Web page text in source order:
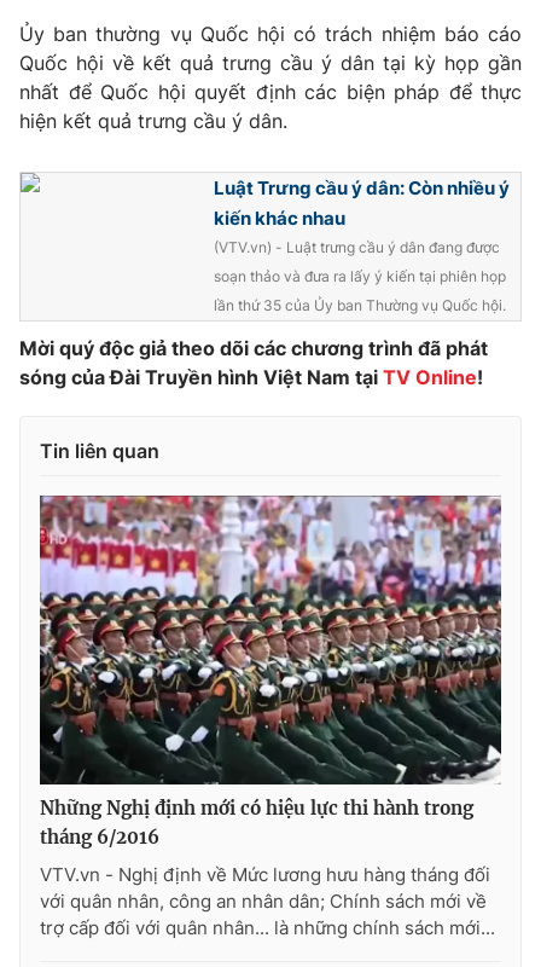
Khán giả
Giải sao mai
Sao
Du lịch
Làm đẹp
Chất lượng cuộc sống
Giáo dục
Tuyển sinh
Công nghệ
Hitech Công nghệ tương lai
Tư vấn
Giao lưu trực tuyến
Chuyên mục khác
Emagazine Podcast
Photo
Video Shorts video
VTV Money VTV Thể thao
VTV Sức khoẻ Bất động sản
Thị trường 24h Tấm lòng Việt
VTV4 Vươn mình bằng AI
VTV9 VTV8
Ủy ban thường vụ Quốc hội có trách nhiệm báo cáo
Quốc hội về kết quả trưng cầu ý dân tại kỳ họp gần
nhất để Quốc hội quyết định các biện pháp để thực
hiện kết quả trưng cầu ý dân.
Luật Trưng cầu ý dân: Còn nhiều ý
kiến khác nhau
(VTV.vn) - Luật trưng cầu ý dân đang được
soạn thảo và đưa ra lấy ý kiến tại phiên họp
lần thứ 35 của Ủy ban Thường vụ Quốc hội.
Mời quý độc giả theo dõi các chương trình đã phát
sóng của Đài Truyền hình Việt Nam tại TV Online!
Tin liên quan
Những Nghị định mới có hiệu lực thi hành trong
tháng 6/2016
VTV.vn - Nghị định về Mức lương hưu hàng tháng đối
với quân nhân, công an nhân dân; Chính sách mới về
trợ cấp đối với quân nhân... là những chính sách mới...